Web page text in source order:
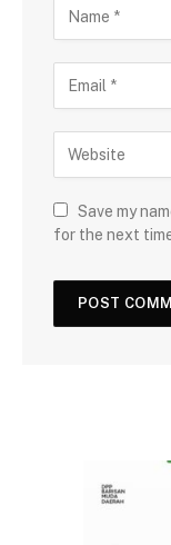
Save my
for the next